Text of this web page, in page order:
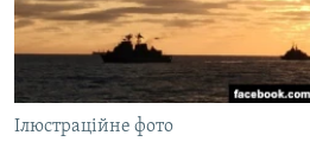
СВІДЧЕННЯ ОКУПАЦІЇ
УКРАЇНСЬКА ПРОБЛЕМА КРИМУ
ІНФОГРАФІКА
Qırımtatar
ДОЛУЧАЙСЯ!
Ілюстраційне фото